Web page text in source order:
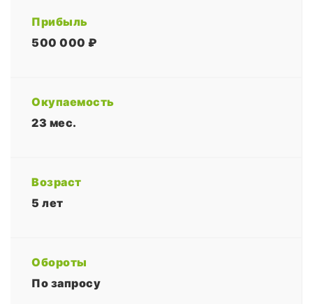
Прибыль
500 000 ₽
Окупаемость
23 мес.
Возраст
5 лет
Обороты
По запросу